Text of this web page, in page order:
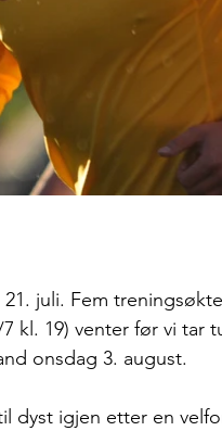
juli. Fem
kl. 19) venter før vi tar
onsdag 3. august.
dyst igjen etter en